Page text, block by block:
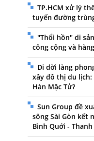
TP.HCM xử lý
tuyến đường
"Thổi hồn" di
công cộng và
Di dời làng
xây đô thị du lịch:
Hàn Mặc Tử?
Sun Group đề
sông Sài Gòn kết
Bình Quới -